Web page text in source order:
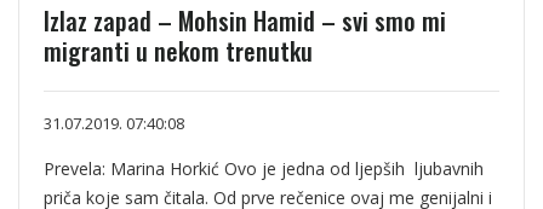
Izlaz zapad – Mohsin Hamid – svi smo mi
migranti u nekom trenutku
31.07.2019. 07:40:08
Prevela: Marina Horkić Ovo je jedna od ljepših ljubavnih
priča koje sam čitala. Od prve rečenice ovaj me genijalni i